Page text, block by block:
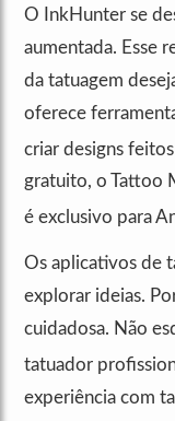
O InkHunter se
aumentada. Esse
da tatuagem
oferece
criar designs
gratuito, o Tattoo
é exclusivo para
Os aplicativos de
explorar ideias.
cuidadosa. Não
tatuador
experiência com